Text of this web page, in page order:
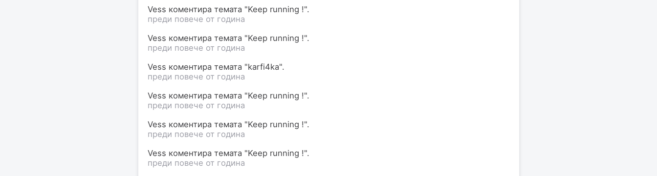
Vess коментира темата "Keep running !".
преди повече от година
Vess коментира темата "Keep running !".
преди повече от година
Vess коментира темата "karfi4ka".
преди повече от година
Vess коментира темата "Keep running !".
преди повече от година
Vess коментира темата "Keep running !".
преди повече от година
Vess коментира темата "Keep running !".
преди повече от година